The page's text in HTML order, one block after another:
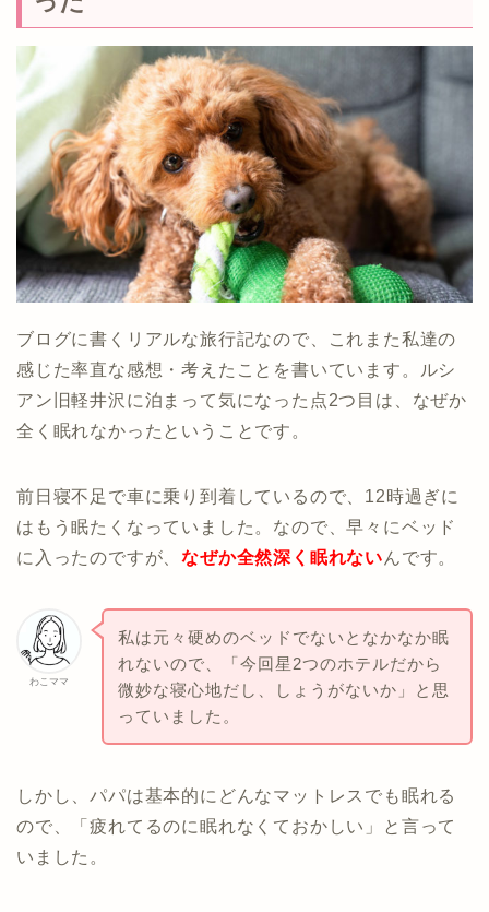
ブログに書くリアルな旅行記なので、これまた私達の
感じた率直な感想・考えたことを書いています。ルシ
アン旧軽井沢に泊まって気になった点2つ目は、なぜか
全く眠れなかったということです。
前日寝不足で車に乗り到着しているので、12時過ぎに
はもう眠たくなっていました。なので、早々にベッド
に入ったのですが、なぜか全然深く眠れないんです。
わこママ
私は元々硬めのベッドでないとなかなか眠
れないので、「今回星2つのホテルだから
微妙な寝心地だし、しょうがないか」と思
っていました。
しかし、パパは基本的にどんなマットレスでも眠れる
ので、「疲れてるのに眠れなくておかしい」と言って
いました。